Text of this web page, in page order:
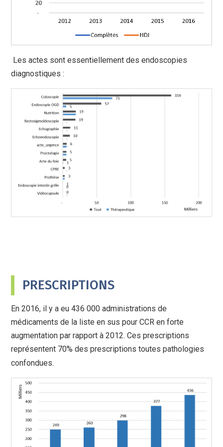
Les actes sont essentiellement des endoscopies
diagnostiques :
PRESCRIPTIONS
En 2016, il y a eu 436 000 administrations de
médicaments de la liste en sus pour CCR en forte
augmentation par rapport à 2012. Ces prescriptions
représentent 70% des prescriptions toutes pathologies
confondues.